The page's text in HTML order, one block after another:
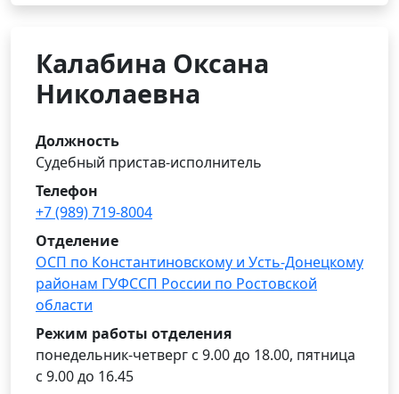
Калабина Оксана
Николаевна
Должность
Судебный пристав-исполнитель
Телефон
+7 (989) 719-8004
Отделение
ОСП по Константиновскому и Усть-Донецкому
районам ГУФССП России по Ростовской
области
Режим работы отделения
понедельник-четверг с 9.00 до 18.00, пятница
с 9.00 до 16.45